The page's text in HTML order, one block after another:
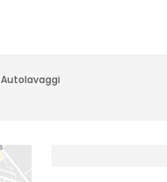
Autolavaggi